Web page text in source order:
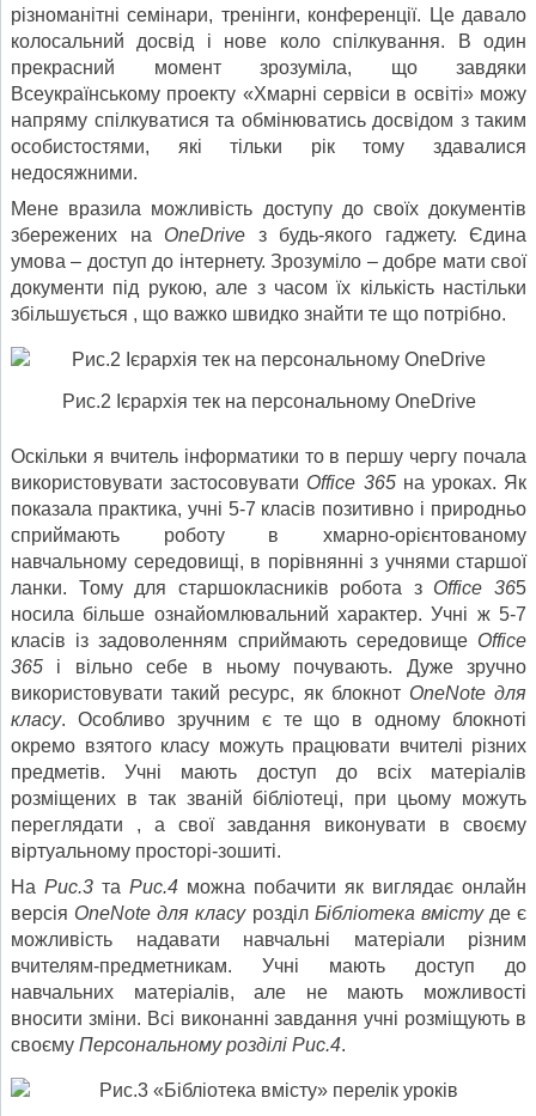
різноманітні семінари, тренінги, конференції. Це давало
колосальний досвід і нове коло спілкування. В один
прекрасний момент зрозуміла, що завдяки
Всеукраїнському проекту «Хмарні сервіси в освіті» можу
напряму спілкуватися та обмінюватись досвідом з таким
особистостями, які тільки рік тому здавалися
недосяжними.
Мене вразила можливість доступу до своїх документів
збережених на OneDrive з будь-якого гаджету. Єдина
умова – доступ до інтернету. Зрозуміло – добре мати свої
документи під рукою, але з часом їх кількість настільки
збільшується , що важко швидко знайти те що потрібно.
Рис.2 Ієрархія тек на персональному OneDrive
Оскільки я вчитель інформатики то в першу чергу почала
використовувати застосовувати Office 365на уроках. Як
показала практика, учні 5-7 класів позитивно і природньо
сприймають роботу в хмарно-орієнтованому
навчальному середовищі, в порівнянні з учнями старшої
ланки. Тому для старшокласників робота з Office 365
носила більше ознайомлювальний характер. Учні ж 5-7
класів із задоволенням сприймають середовище Office
365 і вільно себе в ньому почувають. Дуже зручно
використовувати такий ресурс, як блокнот OneNote для
класу. Особливо зручним є те що в одному блокноті
окремо взятого класу можуть працювати вчителі різних
предметів. Учні мають доступ до всіх матеріалів
розміщених в так званій бібліотеці, при цьому можуть
переглядати , а свої завдання виконувати в своєму
віртуальному просторі-зошиті.
На Рис.3 та Рис.4 можна побачити як виглядає онлайн
версія OneNote для класу розділ Бібліотека вмісту де є
можливість надавати навчальні матеріали різним
вчителям-предметникам. Учні мають доступ до
навчальних матеріалів, але не мають можливості
вносити зміни. Всі виконанні завдання учні розміщують в
своєму Персональному розділі Рис.4.